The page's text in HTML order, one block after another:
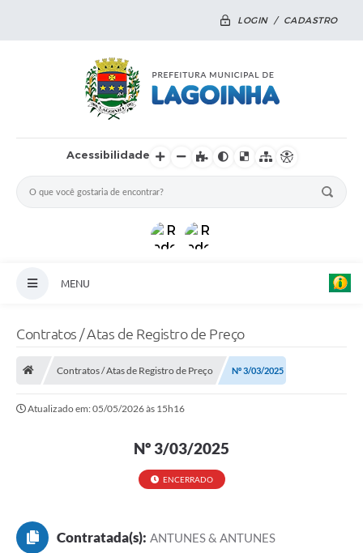
LOGIN / CADASTRO
Acessibilidade
MENU
Secretarias
Formulário elaboração LDO
Contratos / Atas de Registro de Preço
Contratos / Atas de Registro de Preço Nº 3/03/2025
Atualizado em: 05/05/2026 às 15h16
Nº 3/03/2025
ENCERRADO
Contratada(s): ANTUNES & ANTUNES